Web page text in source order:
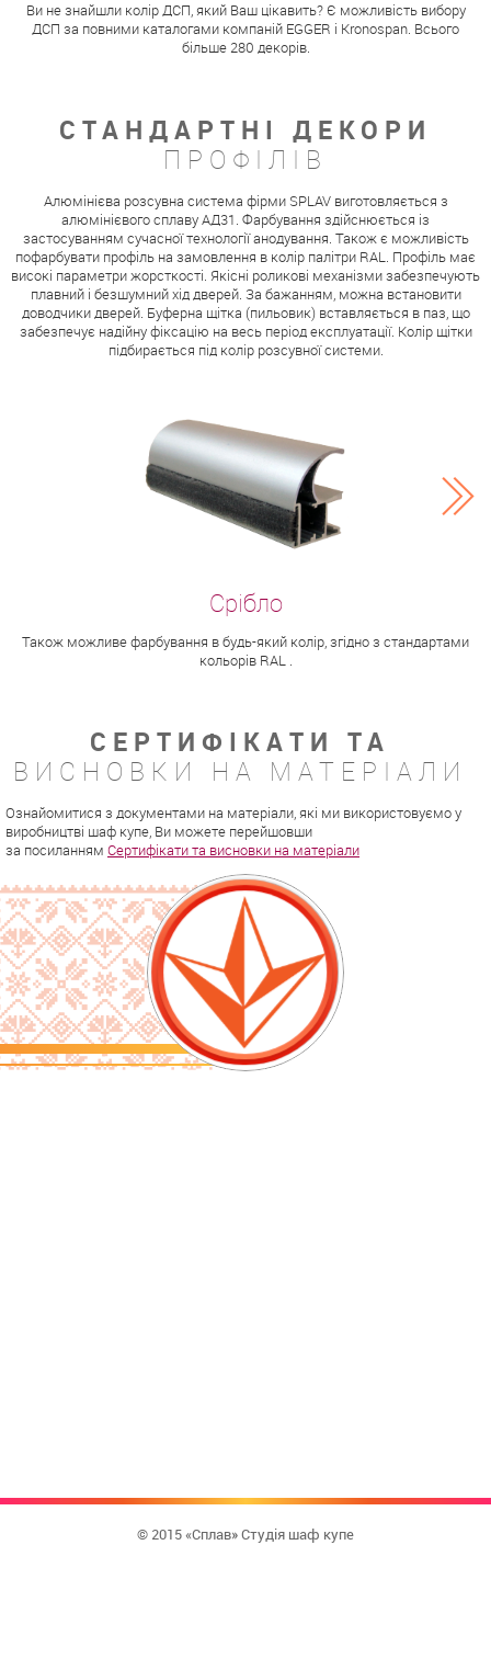
Ви не знайшли колір ДСП, який Ваш цікавить? Є можливість вибору
ДСП за повними каталогами компаній EGGER і Kronospan. Всього
більше 280 декорів.
СТАНДАРТНІ ДЕКОРИ
ПРОФІЛІВ
Алюмінієва розсувна система фірми SPLAV виготовляється з
алюмінієвого сплаву АД31. Фарбування здійснюється із
застосуванням сучасної технології анодування. Також є можливість
пофарбувати профіль на замовлення в колір палітри RAL. Профіль має
високі параметри жорсткості. Якісні роликові механізми забезпечують
плавний і безшумний хід дверей. За бажанням, можна встановити
доводчики дверей. Буферна щітка (пильовик) вставляється в паз, що
забезпечує надійну фіксацію на весь період експлуатації. Колір щітки
підбирається під колір розсувної системи.
Також можливе фарбування в будь-який колір, згідно з стандартами
кольорів RAL .
СЕРТИФІКАТИ ТА
ВИСНОВКИ НА МАТЕРІАЛИ
Ознайомитися з документами на матеріали, які ми використовуємо у
виробництві шаф купе, Ви можете перейшовши
за посиланням Сертифікати та висновки на матеріали
© 2015 «Сплав» Студія шаф купе